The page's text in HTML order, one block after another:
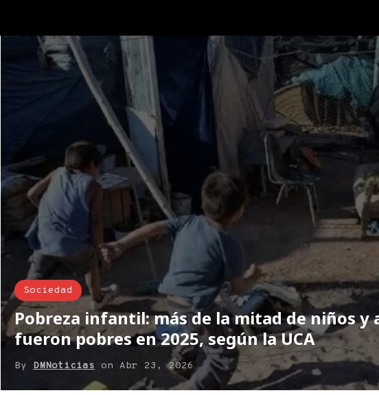
Sociedad
Pobreza infantil: más de la mitad de niños y
fueron pobres en 2025, según la UCA
By DMNoticias on Abr 23, 2026